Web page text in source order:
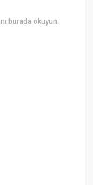
burada okuyun: